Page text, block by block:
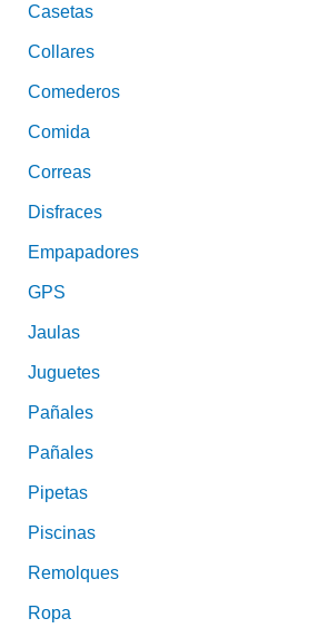
Casetas
Collares
Comederos
Comida
Correas
Disfraces
Empapadores
GPS
Jaulas
Juguetes
Pañales
Pañales
Pipetas
Piscinas
Remolques
Ropa